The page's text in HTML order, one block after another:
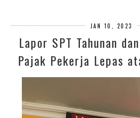
JAN 10, 2023
Lapor SPT Tahunan
Pajak Pekerja Lepas